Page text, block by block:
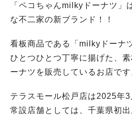
「ペコちゃんmilkyドーナツ」
な不二家の新ブランド！！
看板商品である「milkyドーナ
ひとつひとつ丁寧に揚げた、
ーナツを販売しているお店です
テラスモール松戸店は2025年3
常設店舗としては、千葉県初